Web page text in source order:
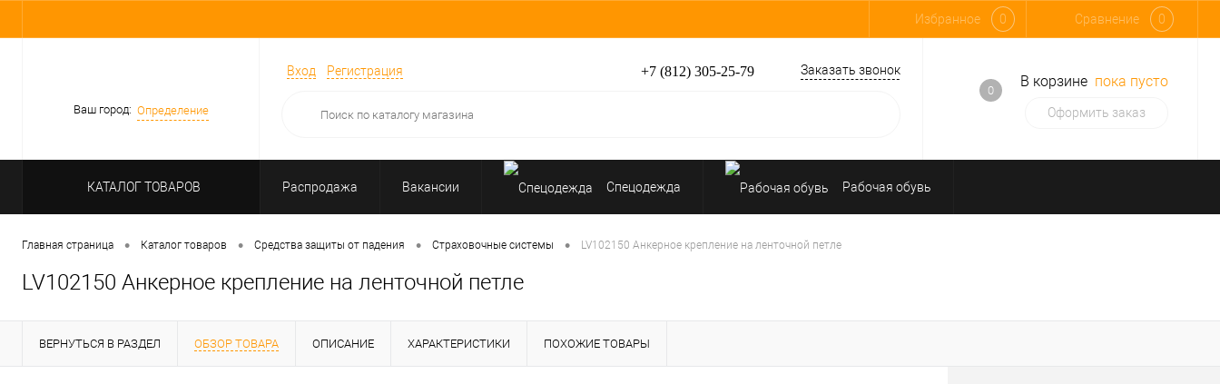
Избранное 0 Сравнение 0
Ваш город: Определение
Вход Регистрация +7 (812) 305-25-79 Заказать звонок
0
В корзине пока пусто
Оформить заказ
КАТАЛОГ ТОВАРОВ Распродажа Вакансии Спецодежда Рабочая обувь
Перчатки, рукавицы Средства индивидуальной защиты
Главная страница • Каталог товаров • Средства защиты от падения • Страховочные системы • LV102150 Анкерное крепление на ленточной петле
LV102150 Анкерное крепление на ленточной петле
ВЕРНУТЬСЯ В РАЗДЕЛ ОБЗОР ТОВАРА ОПИСАНИЕ ХАРАКТЕРИСТИКИ ПОХОЖИЕ ТОВАРЫ